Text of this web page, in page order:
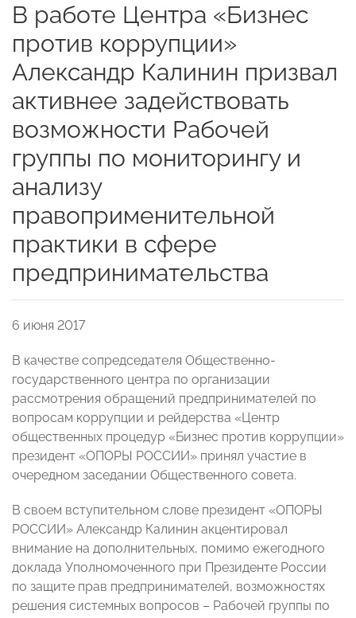
В работе Центра «Бизнес
против коррупции»
Александр Калинин призвал
активнее задействовать
возможности Рабочей
группы по мониторингу и
анализу
правоприменительной
практики в сфере
предпринимательства
6 июня 2017
В качестве сопредседателя Общественно-
государственного центра по организации
рассмотрения обращений предпринимателей по
вопросам коррупции и рейдерства «Центр
общественных процедур «Бизнес против коррупции»
президент «ОПОРЫ РОССИИ» принял участие в
очередном заседании Общественного совета.
В своем вступительном слове президент «ОПОРЫ
РОССИИ» Александр Калинин акцентировал
внимание на дополнительных, помимо ежегодного
доклада Уполномоченного при Президенте России
по защите прав предпринимателей, возможностях
решения системных вопросов – Рабочей группы по